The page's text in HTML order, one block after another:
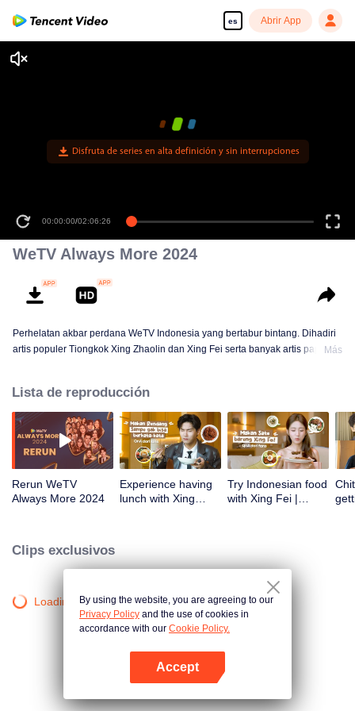
es Abrir App
Disfruta de series en alta definición y sin interrupciones
00:00:00/02:06:26
WeTV Always More 2024
Perhelatan akbar perdana WeTV Indonesia yang bertabur bintang. Dihadiri
artis populer Tiongkok Xing Zhaolin dan Xing Fei serta banyak artis papan
banyak lagi. Plus penampilan spesial dari Rossa. Di acara ini WeTV
Indonesia juga mengumumkan WeTV Original series yang akan tayang
tahun mendatang.
Más
Lista de reproducción
Rerun WeTV
Always More 2024
Experience having
lunch with Xing
Try Indonesian food
with Xing Fei |
Clips exclusivos
Loading…By using the website, you are agreeing to our
Privacy Policy and the use of cookies in
accordance with our Cookie Policy.
Accept